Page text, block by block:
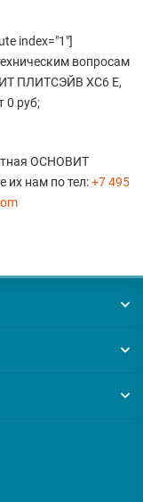
index="1"]
вопросам
ПЛИТСЭЙВ XC6 E,
0 руб;
ОСНОВИТ
их нам по тел:+7 495